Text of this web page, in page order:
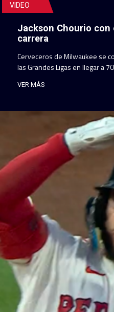
VIDEO
Jackson Chourio
carrera
Cerveceros de Milwaukee se
las Grandes Ligas en llegar a
VER MÁS